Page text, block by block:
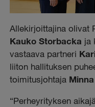
Allekirjoittajina olivat
Kauko Storbacka ja
vastaava partneri
liiton hallituksen
toimitusjohtaja
“Perheyrityksen